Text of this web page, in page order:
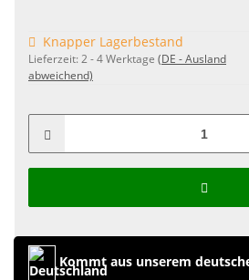
Knapper Lagerbestand
Lieferzeit: 2 - 4 Werktage (DE - Ausland
abweichend)
Kommt aus unserem